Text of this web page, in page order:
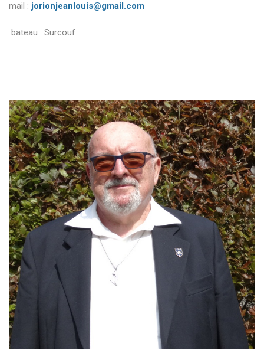
mail : jorionjeanlouis@gmail.com
bateau : Surcouf